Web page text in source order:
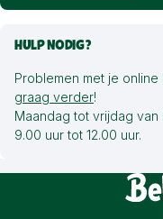
HULP NODIG?
Problemen met je online
graag verder!
Maandag tot vrijdag van
9.00 uur tot 12.00 uur.